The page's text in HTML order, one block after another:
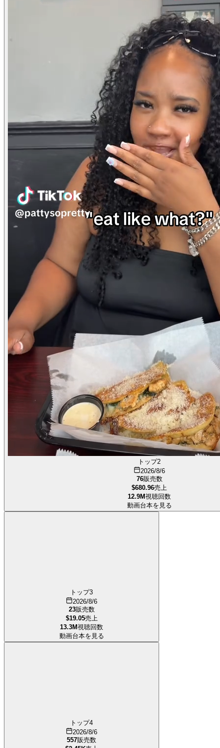
トップ2
2026/8/6
76販売数
$680.96売上
12.9M視聴回数
動画台本を見る
トップ3
2026/8/6
23販売数
$19.05売上
13.3M視聴回数
動画台本を見る
トップ4
2026/8/6
557販売数